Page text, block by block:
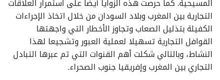
المسيحية. كما حرصت هذه الزوايا أيضا على استمرار العلاقات
التجارية بين المغرب وبلاد السودان من خلال اتخاذ الإجراءات
الكفيلة بتذليل الصعاب وتجاوز الأخطار التي واجهتها
القوافل التجارية تسهيلا لعملية العبور وتشجيعا لهذا
النشاط، وبالتالي شكلت أهم القنوات التي تم عبرها التبادل
التجاري بين المغرب وإفريقيا جنوب الصحراء.